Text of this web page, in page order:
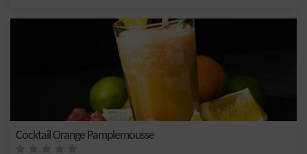
Cocktail Orange Pamplemousse